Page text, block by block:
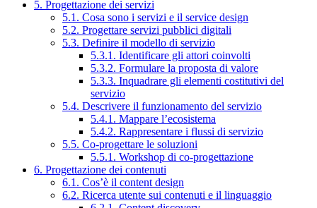
5. Progettazione dei servizi
5.1. Cosa sono i servizi e il service design
5.2. Progettare servizi pubblici digitali
5.3. Definire il modello di servizio
5.3.1. Identificare gli attori coinvolti
5.3.2. Formulare la proposta di valore
5.3.3. Inquadrare gli elementi costitutivi del
servizio
5.4. Descrivere il funzionamento del servizio
5.4.1. Mappare l’ecosistema
5.4.2. Rappresentare i flussi di servizio
5.5. Co-progettare le soluzioni
5.5.1. Workshop di co-progettazione
6. Progettazione dei contenuti
6.1. Cos’è il content design
6.2. Ricerca utente sui contenuti e il linguaggio